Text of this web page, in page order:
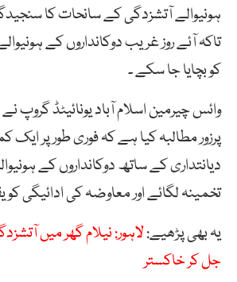
ہونیوالے آتشزدگی کے سانحات کا
تاکہ آئے روز غریب دوکانداروں کے
کو بچایا جا سکے ۔
وائس چیرمین اسلام آباد یونائیٹڈ
پرزور مطالبہ کیا ہے کہ فوری طور پر ایک
دیانتداری کے ساتھ دوکانداروں کے
تخمینہ لگائے اور معاوضہ کی ادائیگی کو
یہ بھی پڑھیے:لاہور: نیلام گھر میں
جل کر خاکستر